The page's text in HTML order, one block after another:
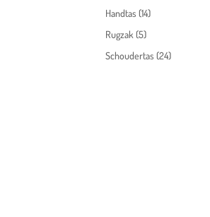
Handtas (14)
Rugzak (5)
Schoudertas (24)